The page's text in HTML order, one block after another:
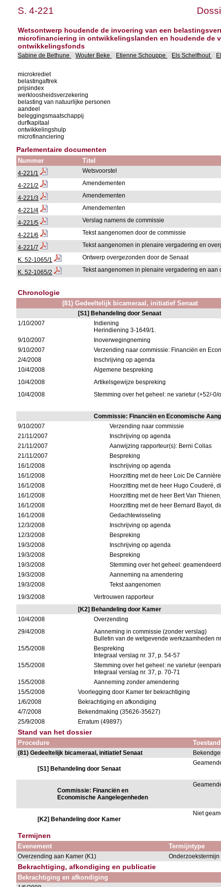
S. 4-221
Wetsontwerp houdende de invoering van een
microfinanciering in ontwikkelingslanden en houdende de
ontwikkelingsfonds
Sabine de Bethune Wouter Beke Etienne Schouppe Els Schelfhout
microkrediet
belastingaftrek
prijsindex
werkloosheidsverzekering
belasting van natuurlijke personen
aandeel
beleggingsmaatschappij
durfkapitaal
ontwikkelingshulp
microfinanciering
Parlementaire documenten
Nummer Titel
4-221/1 Wetsvoorstel
4-221/2 Amendementen
4-221/3 Amendementen
4-221/4 Amendementen
4-221/5 Verslag namens de commissie
4-221/6 Tekst aangenomen door de commissie
4-221/7 Tekst aangenomen in plenaire vergadering en
K. 52-1065/1 Ontwerp overgezonden door de Senaat
K. 52-1065/2 Tekst aangenomen in plenaire vergadering en
Chronologie
(81) Gedeeltelijk bicameraal, initiatief Senaat
[S1] Behandeling door Senaat
1/10/2007
Indiening
Herindiening 3-1649/1.
9/10/2007
Inoverwegingneming
9/10/2007
Verzending naar commissie: Financiën en
2/4/2008
Inschrijving op agenda
10/4/2008
Algemene bespreking
10/4/2008
Artikelsgewijze bespreking
10/4/2008
Stemming over het geheel: ne varietur (+52/-0/
Commissie: Financiën en Economische
9/10/2007
Verzending naar commissie
21/11/2007
Inschrijving op agenda
21/11/2007
Aanwijzing rapporteur(s): Berni Collas
21/11/2007
Bespreking
16/1/2008
Inschrijving op agenda
16/1/2008
Hoorzitting met de heer Loic De
16/1/2008
Hoorzitting met de heer Hugo Couderé,
16/1/2008
Hoorzitting met de heer Bert Van
16/1/2008
Hoorzitting met de heer Bernard Bayot,
16/1/2008
Gedachtewisseling
12/3/2008
Inschrijving op agenda
12/3/2008
Bespreking
19/3/2008
Inschrijving op agenda
19/3/2008
Bespreking
19/3/2008
Stemming over het geheel:
19/3/2008
Aanneming na amendering
19/3/2008
Tekst aangenomen
19/3/2008
Vertrouwen rapporteur
[K2] Behandeling door Kamer
10/4/2008
Overzending
29/4/2008
Aanneming in commissie (zonder verslag)
Bulletin van de wetgevende werkzaamheden
15/5/2008
Bespreking
Integraal verslag nr. 37, p. 54-57
15/5/2008
Stemming over het geheel: ne varietur
Integraal verslag nr. 37, p. 70-71
15/5/2008
Aanneming zonder amendering
15/5/2008
Voorlegging door Kamer ter bekrachtiging
1/6/2008
Bekrachtiging en afkondiging
4/7/2008
Bekendmaking (35626-35627)
25/9/2008
Erratum (49897)
Stand van het dossier
Procedure Toestand
(81) Gedeeltelijk bicameraal, initiatief Senaat
[S1] Behandeling door Senaat
Commissie: Financiën en
Economische Aangelegenheden
[K2] Behandeling door Kamer
Niet
Termijnen
Evenement Termijntype
Overzending aan Kamer (K1) Onderzoekstermijn
Bekrachtiging, afkondiging en publicatie
Bekrachtiging en afkondiging